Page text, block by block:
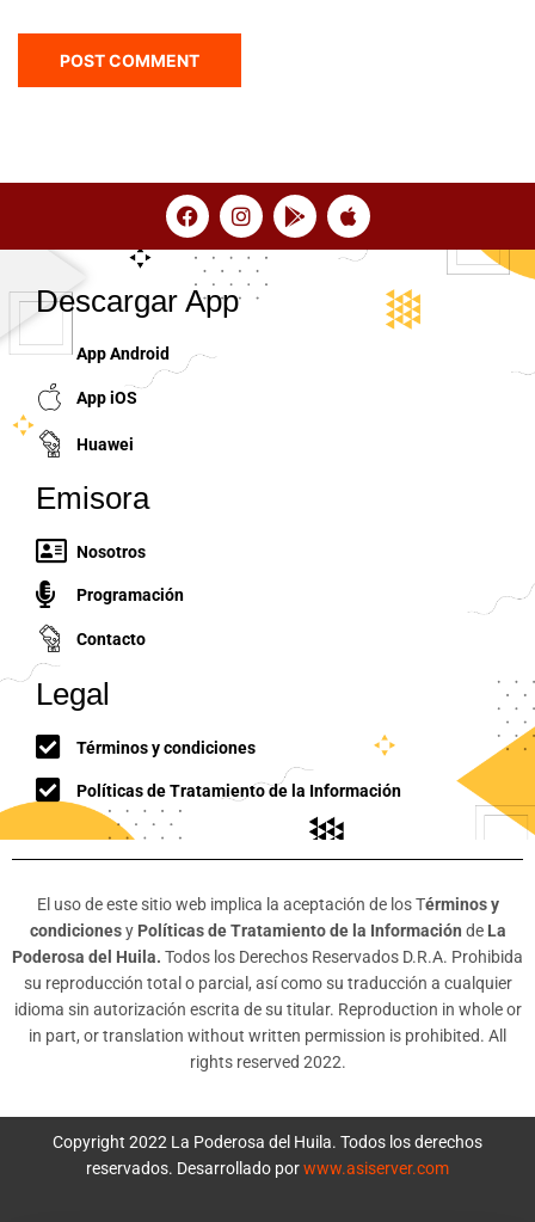
Descargar App
App Android
App iOS
Huawei
Emisora
Nosotros
Programación
Contacto
Legal
Términos y condiciones
Políticas de Tratamiento de la Información
El uso de este sitio web implica la aceptación de los Términos y
condicionesy Políticas de Tratamiento de la Información de La
Poderosa del Huila. Todos los Derechos Reservados D.R.A. Prohibida
su reproducción total o parcial, así como su traducción a cualquier
idioma sin autorización escrita de su titular. Reproduction in whole or
in part, or translation without written permission is prohibited. All
rights reserved 2022.
Copyright 2022 La Poderosa del Huila. Todos los derechos
reservados. Desarrollado porwww.asiserver.com